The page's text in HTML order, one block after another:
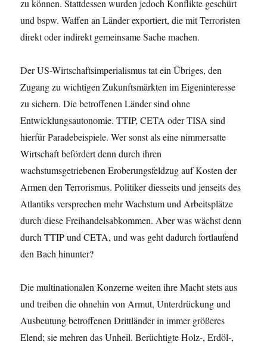
zu können. Stattdessen wurden jedoch Konflikte geschürt
und bspw. Waffen an Länder exportiert, die mit Terroristen
direkt oder indirekt gemeinsame Sache machen.
Der US-Wirtschaftsimperialismus tat ein Übriges, den
Zugang zu wichtigen Zukunftsmärkten im Eigeninteresse
zu sichern. Die betroffenen Länder sind ohne
Entwicklungsautonomie. TTIP, CETA oder TISA sind
hierfür Paradebeispiele. Wer sonst als eine nimmersatte
Wirtschaft befördert denn durch ihren
wachstumsgetriebenen Eroberungsfeldzug auf Kosten der
Armen den Terrorismus. Politiker diesseits und jenseits des
Atlantiks versprechen mehr Wachstum und Arbeitsplätze
durch diese Freihandelsabkommen. Aber was wächst denn
durch TTIP und CETA, und was geht dadurch fortlaufend
den Bach hinunter?
Die multinationalen Konzerne weiten ihre Macht stets aus
und treiben die ohnehin von Armut, Unterdrückung und
Ausbeutung betroffenen Drittländer in immer größeres
Elend; sie mehren das Unheil. Berüchtigte Holz-, Erdöl-,